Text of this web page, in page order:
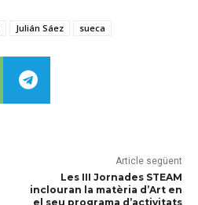
Julián Sáez sueca
Article següent
Les III Jornades STEAM
inclouran la matèria d’Art en
el seu programa d’activitats